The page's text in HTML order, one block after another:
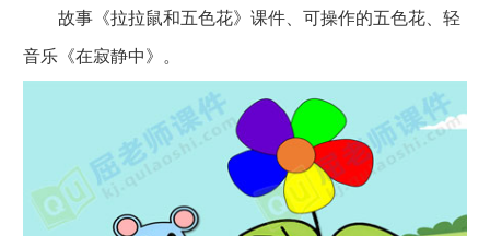
故事《拉拉鼠和五色花》课件、可操作的五色花、轻
音乐《在寂静中》。